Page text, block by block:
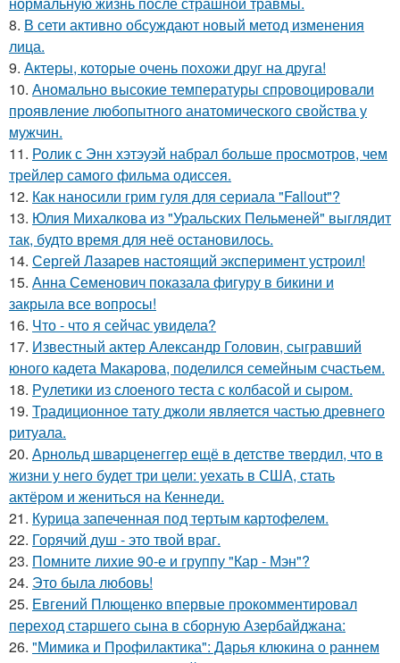
8. В сети активно обсуждают новый метод изменения
лица.
9. Актеры, которые очень похожи друг на друга!
10. Аномально высокие температуры спровоцировали
проявление любопытного анатомического свойства у
мужчин.
11. Ролик с Энн хэтэуэй набрал больше просмотров, чем
трейлер самого фильма одиссея.
12. Как наносили грим гуля для сериала "Fallout"?
13. Юлия Михалкова из "Уральских Пельменей" выглядит
так, будто время для неё остановилось.
14. Сергей Лазарев настоящий эксперимент устроил!
15. Анна Семенович показала фигуру в бикини и
закрыла все вопросы!
16. Что - что я сейчас увидела?
17. Известный актер Александр Головин, сыгравший
юного кадета Макарова, поделился семейным счастьем.
18. Рулетики из слоеного теста с колбасой и сыром.
19. Традиционное тату джоли является частью древнего
ритуала.
20. Арнольд шварценеггер ещё в детстве твердил, что в
жизни у него будет три цели: уехать в США, стать
актёром и жениться на Кеннеди.
21. Курица запеченная под тертым картофелем.
22. Горячий душ - это твой враг.
23. Помните лихие 90-е и группу "Кар - Мэн"?
24. Это была любовь!
25. Евгений Плющенко впервые прокомментировал
переход старшего сына в сборную Азербайджана:
26. "Мимика и Профилактика": Дарья клюкина о раннем